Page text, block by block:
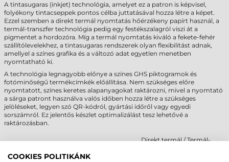
A tintasugaras (inkjet) technológia, amelyet ez a patron is képvisel,
folyékony tintacseppek pontos célba juttatásával hozza létre a képet.
Ezzel szemben a direkt termál nyomtatás hőérzékeny papírt használ, a
termál-transzfer technológia pedig egy festékszalagról viszi át a
pigmentet a hordozóra. Míg a termál nyomtatás kiváló a fekete-fehér
szállítólevelekhez, a tintasugaras rendszerek olyan flexibilitást adnak,
amellyel a színes grafika és a változó adat egyetlen menetben
nyomtatható ki.
A technológia legnagyobb előnye a színes GHS piktogramok és
fotóminőségű termékcímkék előállítása. Nem szükséges előre
nyomtatott, színes keretes alapanyagokat raktározni, mivel a nyomtató
a sárga patront használva valós időben hozza létre a szükséges
jelöléseket, legyen szó QR-kódról, gyártási időről vagy egyedi
sorszámról. Ez jelentős készlet optimalizálást tesz lehetővé a
raktározásban.
Direkt termál / Termál-
Színes nyomtatás
Teljes színskála (CMYK)
COOKIES POLITIKÁNK